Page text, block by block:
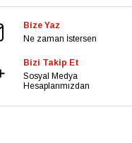
Bize Yaz
Ne zaman İstersen
Bizi Takip Et
Sosyal Medya
Hesaplarımızdan